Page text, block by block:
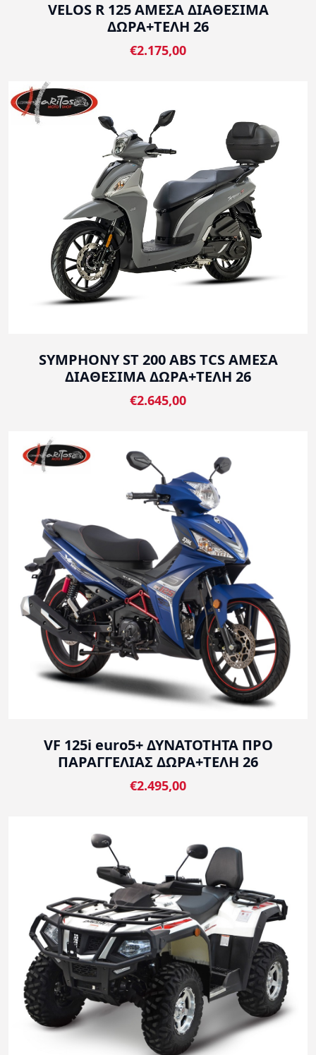
VELOS R 125 ΑΜΕΣΑ ΔΙΑΘΕΣΙΜΑ
ΔΩΡΑ+ΤΕΛΗ 26
€2.175,00
SYMPHONY ST 200 ABS TCS ΑΜΕΣΑ
ΔΙΑΘΕΣΙΜΑ ΔΩΡΑ+ΤΕΛΗ 26
€2.645,00
VF 125i euro5+ ΔΥΝΑΤΟΤΗΤΑ ΠΡΟ
ΠΑΡΑΓΓΕΛΙΑΣ ΔΩΡΑ+ΤΕΛΗ 26
€2.495,00